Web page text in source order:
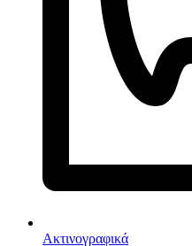
Ακτινογραφικά